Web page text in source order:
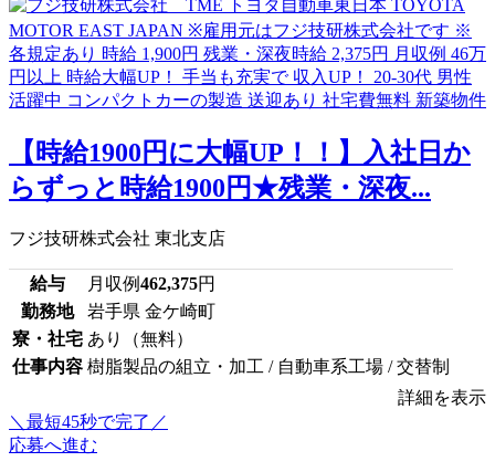
【時給1900円に大幅UP！！】入社日か
らずっと時給1900円★残業・深夜...
フジ技研株式会社 東北支店
給与 月収例462,375円
勤務地
岩手県 金ケ崎町
寮・社宅 あり（無料）
仕事内容 樹脂製品の組立・加工 / 自動車系工場 / 交替制
詳細を表示
＼最短45秒で完了／
応募へ進む